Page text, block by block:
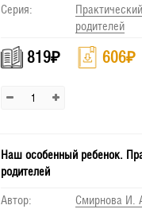
Серия:
родителей
819₽ 606₽
Наш особенный ребенок.
родителей
Автор:
Смирнова И.